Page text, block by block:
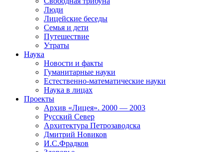
Люди
Лицейские беседы
Семья и дети
Путешествие
Утраты
Наука
Новости и факты
Гуманитарные науки
Естественно-математические науки
Наука в лицах
Проекты
Архив «Лицея». 2000 — 2003
Русский Север
Архитектура Петрозаводска
Дмитрий Новиков
И.С.Фрадков